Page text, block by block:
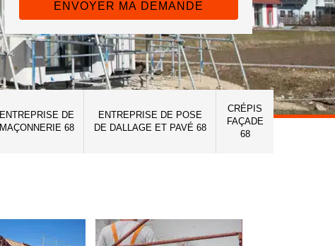
ENTREPRISE DE
MAÇONNERIE 68
ENTREPRISE DE POSE
DE DALLAGE ET PAVÉ 68
CRÉPIS
FAÇADE
68